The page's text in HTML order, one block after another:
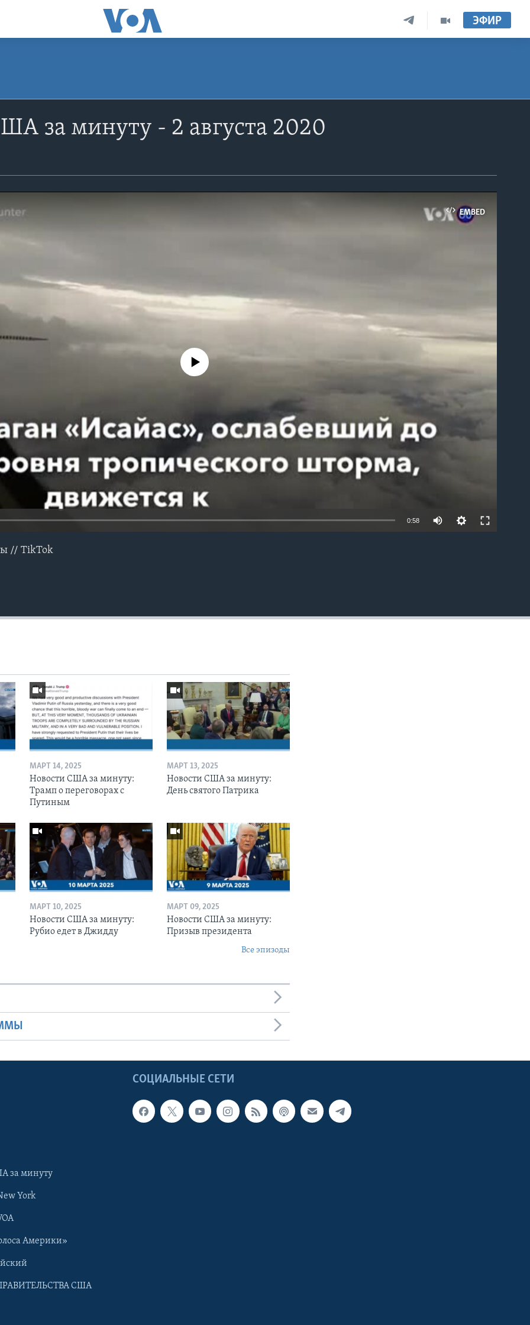
ЭФИР
за минуту - 2 августа 2020
EMBED
No media source currently available
0:58
// TikTok
МАРТ 14, 2025
Новости США за минуту:
Трамп о переговорах с
Путиным
МАРТ 13, 2025
Новости США за минуту:
День святого Патрика
МАРТ 10, 2025
Новости США за минуту:
Рубио едет в Джидду
МАРТ 09, 2025
Новости США за минуту:
Призыв президента
Все эпизоды
СОЦИАЛЬНЫЕ СЕТИ
за минуту
York
Америки»
США